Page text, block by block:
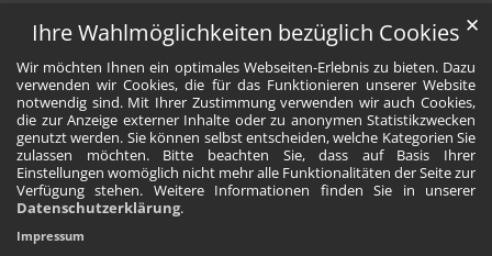
Ihre Wahlmöglichkeiten bezüglich Cookies
Wir möchten Ihnen ein optimales Webseiten-Erlebnis zu bieten. Dazu
verwenden wir Cookies, die für das Funktionieren unserer Website
notwendig sind. Mit Ihrer Zustimmung verwenden wir auch Cookies,
die zur Anzeige externer Inhalte oder zu anonymen Statistikzwecken
genutzt werden. Sie können selbst entscheiden, welche Kategorien Sie
zulassen möchten. Bitte beachten Sie, dass auf Basis Ihrer
Einstellungen womöglich nicht mehr alle Funktionalitäten der Seite zur
Verfügung stehen. Weitere Informationen finden Sie in unserer
Datenschutzerklärung.
✕
Impressum